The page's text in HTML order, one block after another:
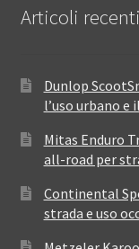
Articoli recenti
Dunlop
l’uso urbano e
Mitas Enduro
all-road per
Continental
strada e uso